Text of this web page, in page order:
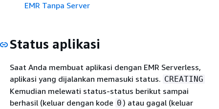
EMR Tanpa Server
Status aplikasi
Saat Anda membuat aplikasi dengan EMR Serverless,
aplikasi yang dijalankan memasuki status. CREATING
Kemudian melewati status-status berikut sampai
berhasil (keluar dengan kode 0 ) atau gagal (keluar